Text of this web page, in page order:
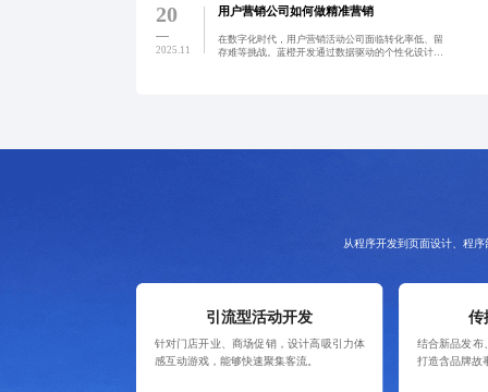
20
2025.11
用户营销公司如何做精准营销
在数字化时代，用户营销活动公司面临转化率低、留
存难等挑战。蓝橙开发通过数据驱动的个性化设计、
从程序开发到页面设计、程
引流型活动开发
针对门店开业、商场促销，设计高吸引力体
感互动游戏，能够快速聚集客流。
传
结合新品发布
打造含品牌故